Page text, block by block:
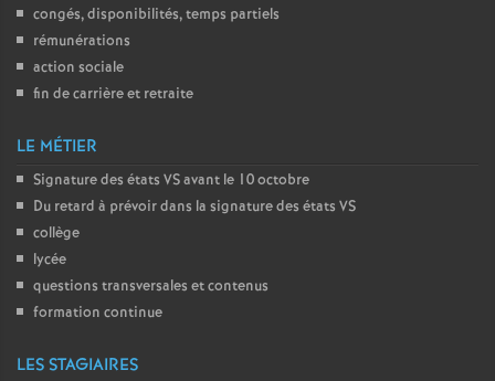
s
congés, disponibilités, temps partiels
rémunérations
action sociale
fin de carrière et retraite
LE MÉTIER
Signature des états VSavant le 10 octobre
Du retard à prévoir dans la signature des états VS
collège
lycée
questions transversales et contenus
formation continue
LES STAGIAIRES